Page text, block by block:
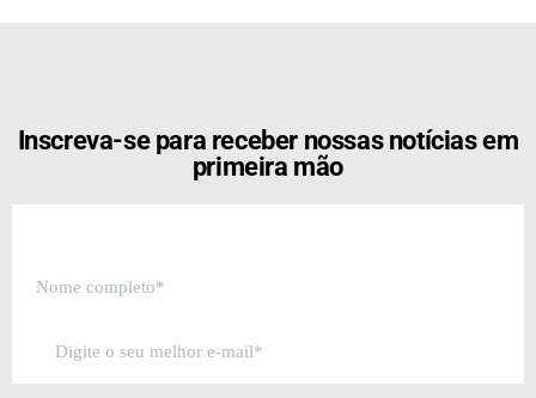
Inscreva-se para receber nossas notícias em
primeira mão